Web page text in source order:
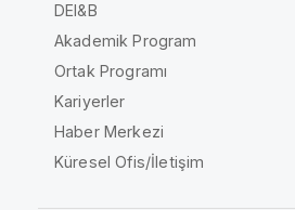
DEI&B
Akademik Program
Ortak Programı
Kariyerler
Haber Merkezi
Küresel Ofis/İletişim